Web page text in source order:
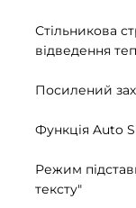
Стільникова
відведення
Посилений
Функція Auto
Режим
тексту"